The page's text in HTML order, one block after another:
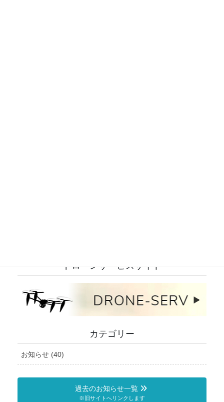
ドローンサービスサイト
カテゴリー
お知らせ (40)
過去のお知らせ一覧
※旧サイトへリンクします